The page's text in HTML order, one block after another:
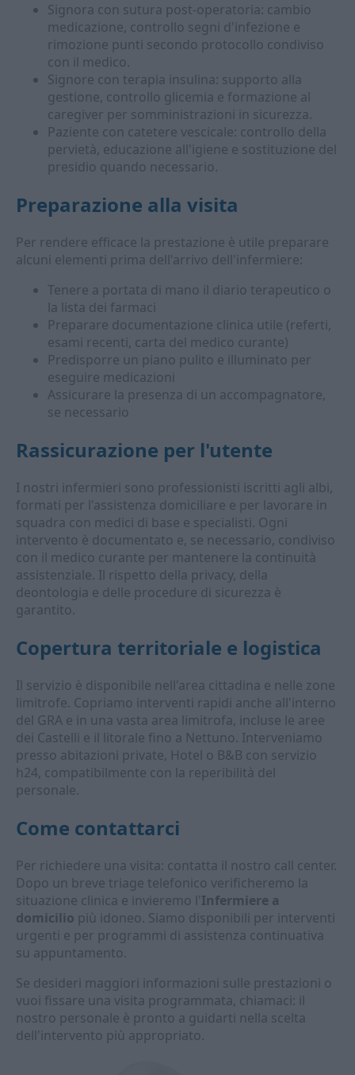
Signora con sutura post-operatoria: cambio
medicazione, controllo segni d'infezione e
rimozione punti secondo protocollo condiviso
con il medico.
Signore con terapia insulina: supporto alla
gestione, controllo glicemia e formazione al
caregiver per somministrazioni in sicurezza.
Paziente con catetere vescicale: controllo della
pervietà, educazione all'igiene e sostituzione del
presidio quando necessario.
Preparazione alla visita
Per rendere efficace la prestazione è utile preparare
alcuni elementi prima dell'arrivo dell'infermiere:
Tenere a portata di mano il diario terapeutico o
la lista dei farmaci
Preparare documentazione clinica utile (referti,
esami recenti, carta del medico curante)
Predisporre un piano pulito e illuminato per
eseguire medicazioni
Assicurare la presenza di un accompagnatore,
se necessario
Rassicurazione per l'utente
I nostri infermieri sono professionisti iscritti agli albi,
formati per l'assistenza domiciliare e per lavorare in
squadra con medici di base e specialisti. Ogni
intervento è documentato e, se necessario, condiviso
con il medico curante per mantenere la continuità
assistenziale. Il rispetto della privacy, della
deontologia e delle procedure di sicurezza è
garantito.
Copertura territoriale e logistica
Il servizio è disponibile nell'area cittadina e nelle zone
limitrofe. Copriamo interventi rapidi anche all'interno
del GRA e in una vasta area limitrofa, incluse le aree
dei Castelli e il litorale fino a Nettuno. Interveniamo
presso abitazioni private, Hotel o B&B con servizio
h24, compatibilmente con la reperibilità del
personale.
Come contattarci
Per richiedere una visita: contatta il nostro call center.
Dopo un breve triage telefonico verificheremo la
situazione clinica e invieremo l'Infermiere a
domicilio più idoneo. Siamo disponibili per interventi
urgenti e per programmi di assistenza continuativa
su appuntamento.
Se desideri maggiori informazioni sulle prestazioni o
vuoi fissare una visita programmata, chiamaci: il
nostro personale è pronto a guidarti nella scelta
dell'intervento più appropriato.